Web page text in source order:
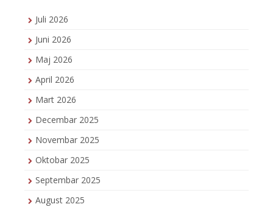
Juli 2026
Juni 2026
Maj 2026
April 2026
Mart 2026
Decembar 2025
Novembar 2025
Oktobar 2025
Septembar 2025
August 2025